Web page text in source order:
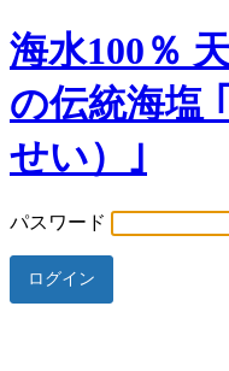
海水100％
の伝統海塩
せい）｣
パスワード